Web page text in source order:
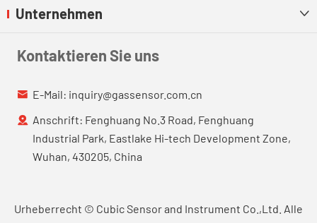
Unternehmen 
Kontaktieren Sie uns
 E-Mail: inquiry@gassensor.com.cn
 Anschrift: Fenghuang No.3 Road, Fenghuang
Industrial Park, Eastlake Hi-tech Development Zone,
Wuhan, 430205, China
Urheberrecht © Cubic Sensor and Instrument Co.,Ltd. Alle